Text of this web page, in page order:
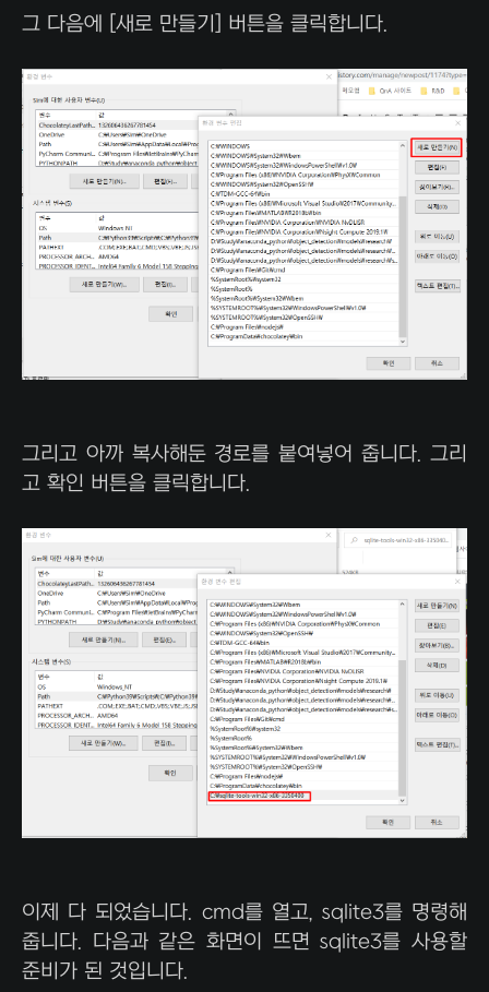
그 다음에 [새로 만들기] 버튼을 클릭합니다.
그리고 아까 복사해둔 경로를 붙여넣어 줍니다. 그리
고 확인 버튼을 클릭합니다.
이제 다 되었습니다. cmd를 열고, sqlite3를 명령해
줍니다. 다음과 같은 화면이 뜨면 sqlite3를 사용할
준비가 된 것입니다.